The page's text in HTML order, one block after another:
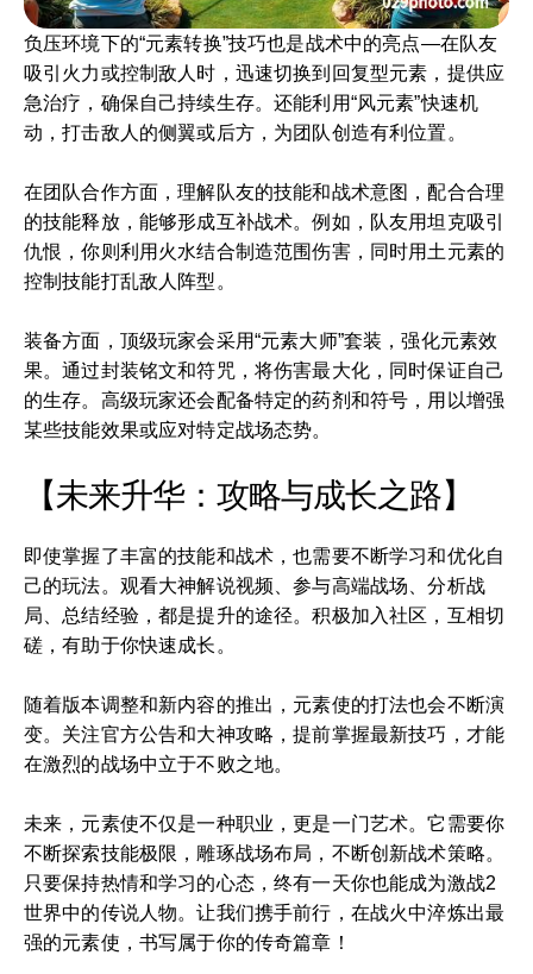
负压环境下的“元素转换”技巧也是战术中的亮点—在队友
吸引火力或控制敌人时，迅速切换到回复型元素，提供应
急治疗，确保自己持续生存。还能利用“风元素”快速机
动，打击敌人的侧翼或后方，为团队创造有利位置。
在团队合作方面，理解队友的技能和战术意图，配合合理
的技能释放，能够形成互补战术。例如，队友用坦克吸引
仇恨，你则利用火水结合制造范围伤害，同时用土元素的
控制技能打乱敌人阵型。
装备方面，顶级玩家会采用“元素大师”套装，强化元素效
果。通过封装铭文和符咒，将伤害最大化，同时保证自己
的生存。高级玩家还会配备特定的药剂和符号，用以增强
某些技能效果或应对特定战场态势。
【未来升华：攻略与成长之路】
即使掌握了丰富的技能和战术，也需要不断学习和优化自
己的玩法。观看大神解说视频、参与高端战场、分析战
局、总结经验，都是提升的途径。积极加入社区，互相切
磋，有助于你快速成长。
随着版本调整和新内容的推出，元素使的打法也会不断演
变。关注官方公告和大神攻略，提前掌握最新技巧，才能
在激烈的战场中立于不败之地。
未来，元素使不仅是一种职业，更是一门艺术。它需要你
不断探索技能极限，雕琢战场布局，不断创新战术策略。
只要保持热情和学习的心态，终有一天你也能成为激战2
世界中的传说人物。让我们携手前行，在战火中淬炼出最
强的元素使，书写属于你的传奇篇章！